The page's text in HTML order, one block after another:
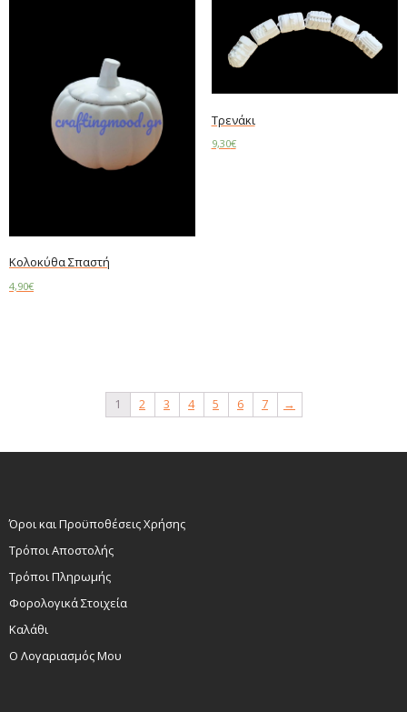
Κολοκύθα Σπαστή
4,90€
Τρενάκι
9,30€
1 2 3 4 5 6 7 →
Όροι και Προϋποθέσεις Χρήσης
Τρόποι Αποστολής
Τρόποι Πληρωμής
Φορολογικά Στοιχεία
Καλάθι
Ο Λογαριασμός Μου